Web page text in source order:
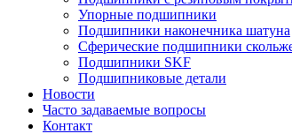
Упорные подшипники
Подшипники наконечника шатуна
Сферические подшипники
Подшипники SKF
Подшипниковые детали
Новости
Часто задаваемые вопросы
Контакт